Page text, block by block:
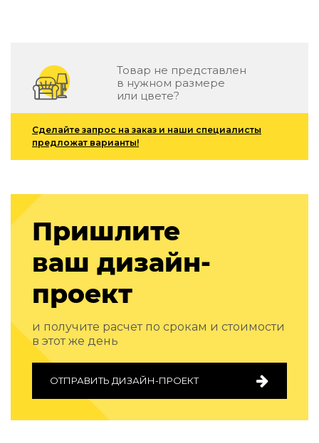
Биоклиматические перголы
Камень
Изделия из натурального мрамора и камня
Подбор, производство и комплектация по вашему
Все категории товаров
Реализованные проекты
Товар не представлен
в нужном размере
или цвете?
Сделайте запрос на заказ и наши специалисты
предложат варианты!
Пришлите
ваш дизайн-
проект
и получите расчет по срокам и стоимости
в этот же день
ОТПРАВИТЬ ДИЗАЙН-ПРОЕКТ